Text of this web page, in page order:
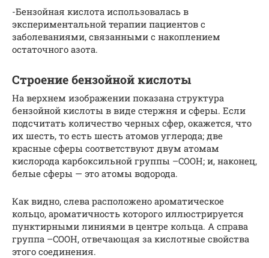
-Бензойная кислота использовалась в
экспериментальной терапии пациентов с
заболеваниями, связанными с накоплением
остаточного азота.
Строение бензойной кислоты
На верхнем изображении показана структура
бензойной кислоты в виде стержня и сферы. Если
подсчитать количество черных сфер, окажется, что
их шесть, то есть шесть атомов углерода; две
красные сферы соответствуют двум атомам
кислорода карбоксильной группы –COOH; и, наконец,
белые сферы — это атомы водорода.
Как видно, слева расположено ароматическое
кольцо, ароматичность которого иллюстрируется
пунктирными линиями в центре кольца. А справа
группа –COOH, отвечающая за кислотные свойства
этого соединения.